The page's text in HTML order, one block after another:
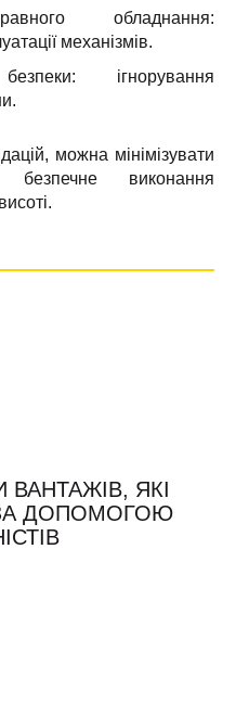
обладнання:
механізмів.
ігнорування
можна мінімізувати
виконання
ЯКІ
ДОПОМОГОЮ